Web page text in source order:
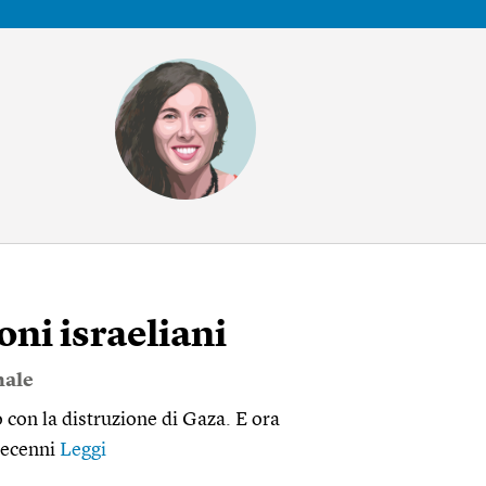
israeliani
la distruzione di Gaza. E ora
Leggi